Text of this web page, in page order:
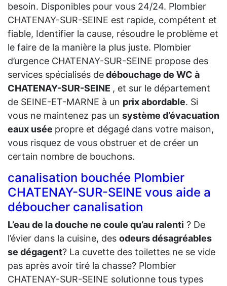
besoin. Disponibles pour vous 24/24. Plombier
CHATENAY-SUR-SEINE est rapide, compétent et
fiable, Identifier la cause, résoudre le problème et
le faire de la manière la plus juste. Plombier
d’urgence CHATENAY-SUR-SEINE propose des
services spécialisés dedébouchage de WC à
CHATENAY-SUR-SEINE , et sur le département
de SEINE-ET-MARNE à un prix abordable. Si
vous ne maintenez pas un système d’évacuation
eaux usée propre et dégagé dans votre maison,
vous risquez de vous obstruer et de créer un
certain nombre de bouchons.
canalisation bouchée Plombier
CHATENAY-SUR-SEINE vous aide a
déboucher canalisation
L’eau de la douche ne coule qu’au ralenti ? De
l’évier dans la cuisine, des odeurs désagréables
se dégagent? La cuvette des toilettes ne se vide
pas après avoir tiré la chasse? Plombier
CHATENAY-SUR-SEINE solutionne tous types